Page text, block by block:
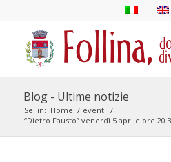
Blog - Ultime notizie
Sei in: Home / eventi /
“Dietro Fausto” venerdì 5 aprile ore